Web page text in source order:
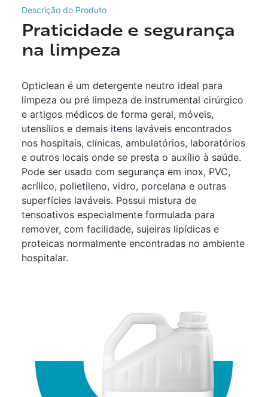
Descrição do Produto
Praticidade e segurança
na limpeza
Opticlean é um detergente neutro ideal para
limpeza ou pré limpeza de instrumental cirúrgico
e artigos médicos de forma geral, móveis,
utensílios e demais itens laváveis encontrados
nos hospitais, clínicas, ambulatórios, laboratórios
e outros locais onde se presta o auxílio à saúde.
Pode ser usado com segurança em inox, PVC,
acrílico, polietileno, vidro, porcelana e outras
superfícies laváveis. Possui mistura de
tensoativos especialmente formulada para
remover, com facilidade, sujeiras lipídicas e
proteicas normalmente encontradas no ambiente
hospitalar.